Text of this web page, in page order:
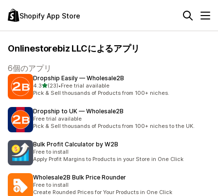
Shopify App Store
Onlinestorebiz LLCによるアプリ
6個のアプリ
Dropship Easily — Wholesale2B
4.35つ星中
(23)
合計レビュー数：23件
•Free trial available
Pick & Sell thousands of Products from 100+ niches.
Dropship to UK — Wholesale2B
Free trial available
Pick & Sell thousands of Products from 100+ niches to the UK.
Bulk Profit Calculator by W2B
Free to install
Apply Profit Margins to Products in your Store in One Click
Wholesale2B Bulk Price Rounder
Free to install
Create Rounded Prices for Your Products in One Click